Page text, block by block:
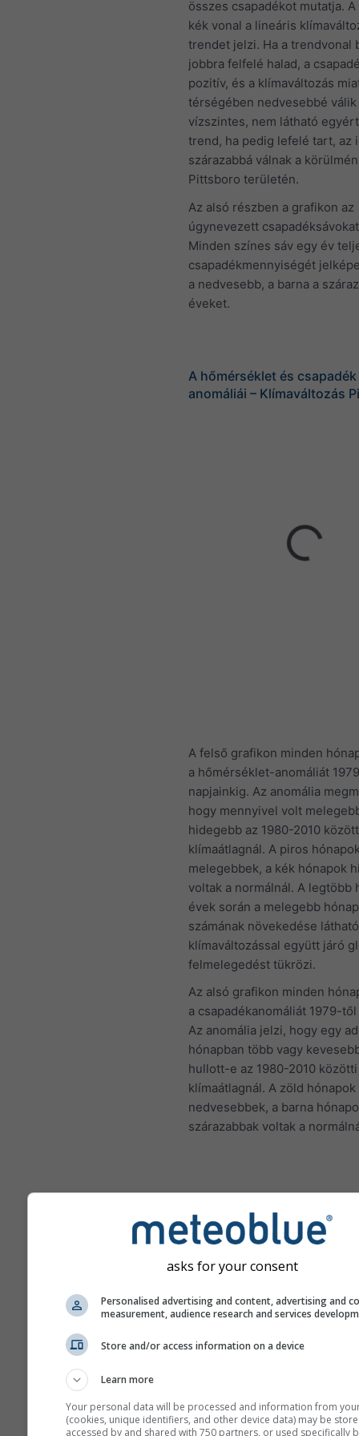
összes csapadékot mutatja.
kék vonal a lineáris
trendet jelzi. Ha a trendvonal
jobbra felfelé halad, a
pozitív, és a klímaváltozás
térségében nedvesebbé válik
vízszintes, nem látható
trend, ha pedig lefelé tart, az
szárazabbá válnak a
Pittsboro területén.
Az alsó részben a grafikon az
úgynevezett
Minden színes sáv egy év
csapadékmennyiségét
a nedvesebb, a barna a
éveket.
A hőmérséklet és
anomáliái – Klímaváltozás
A felső grafikon minden
a hőmérséklet-anomáliát
napjainkig. Az anomália
hogy mennyivel volt
hidegebb az 1980-2010
klímaátlagnál. A piros
melegebbek, a kék hónapok
voltak a normálnál. A legtöbb
évek során a melegebb
számának növekedése
klímaváltozással együtt járó
felmelegedést tükrözi.
Az alsó grafikon minden
a csapadékanomáliát 1979-
Az anomália jelzi, hogy egy
hónapban több vagy
hullott-e az 1980-2010
klímaátlagnál. A zöld
nedvesebbek, a barna
szárazabbak voltak a
Hőmérséklet- és
hónaponként
Hónap
Jan Feb Mar
asks for your consent
Personalised advertising and content, advertising and
measurement, audience research and services
Store and/or access information on a device
Learn more
Your personal data will be processed and information from
(cookies, unique identifiers, and other device data) may be
accessed by and shared with 750 partners, or used specifically